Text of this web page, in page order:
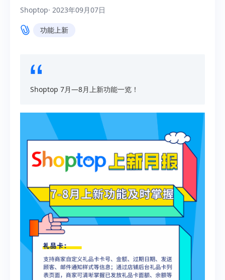
Shoptop· 2023年09月07日
功能上新
Shoptop 7月—8月上新功能一览！